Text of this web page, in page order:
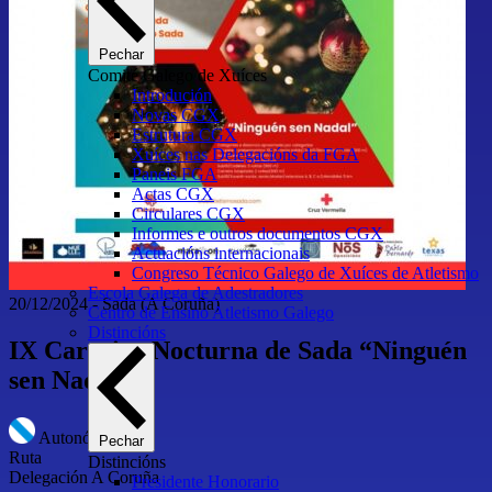
Pechar
Comité Galego de Xuíces
Introdución
Novas CGX
Estrutura CGX
Xuíces nas Delegacións da FGA
Paneis FGA
Actas CGX
Circulares CGX
Informes e outros documentos CGX
Actuacións internacionais
Congreso Técnico Galego de Xuíces de Atletismo
Escola Galega de Adestradores
Centro de Ensino Atletismo Galego
Distincións
Pechar
Distincións
Presidente Honorario
20/12/2024-Sada(A Coruña)
IX Carreira Nocturna de Sada “Ninguén
sen Nadal”
Autonómico
Ruta
Delegación A Coruña